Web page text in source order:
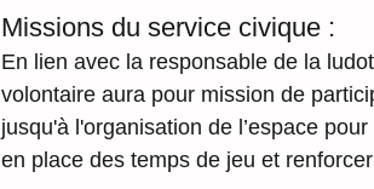
Missions du service civique :
En lien avec la responsable de la
volontaire aura pour mission de
jusqu'à l'organisation de l’espace
en place des temps de jeu et